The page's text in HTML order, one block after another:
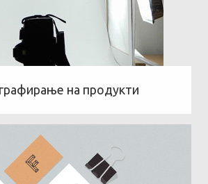
на продукти